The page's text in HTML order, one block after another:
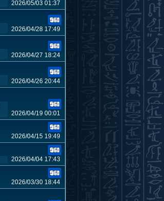
2026/05/03 01:37
2026/04/28 17:49
2026/04/27 18:24
2026/04/26 20:44
2026/04/19 00:01
2026/04/15 19:49
2026/04/04 17:43
2026/03/30 18:44